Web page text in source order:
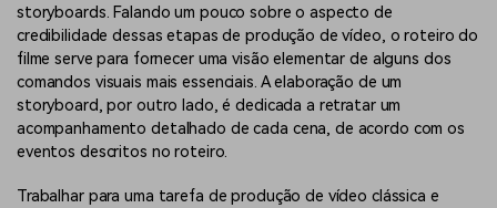
storyboards. Falando um pouco sobre o aspecto de
credibilidade dessas etapas de produção de vídeo, o roteiro do
filme serve para fornecer uma visão elementar de alguns dos
comandos visuais mais essenciais. A elaboração de um
storyboard, por outro lado, é dedicada a retratar um
acompanhamento detalhado de cada cena, de acordo com os
eventos descritos no roteiro.
Trabalhar para uma tarefa de produção de vídeo clássica e